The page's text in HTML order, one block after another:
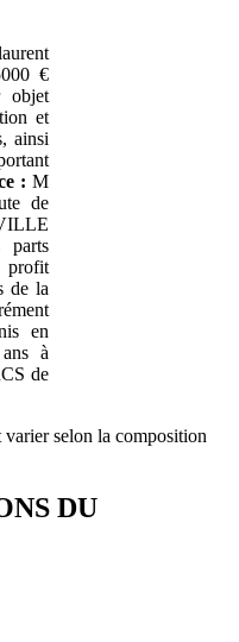
€
objet
et
ainsi
: M
de
parts
profit
de la
en
à
de
selon la composition
DU